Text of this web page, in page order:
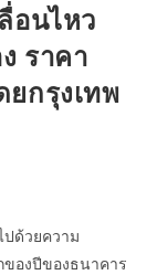
อนไหว
ราคา
กรุงเทพ
ด้วยความ
องปีของธนาคาร